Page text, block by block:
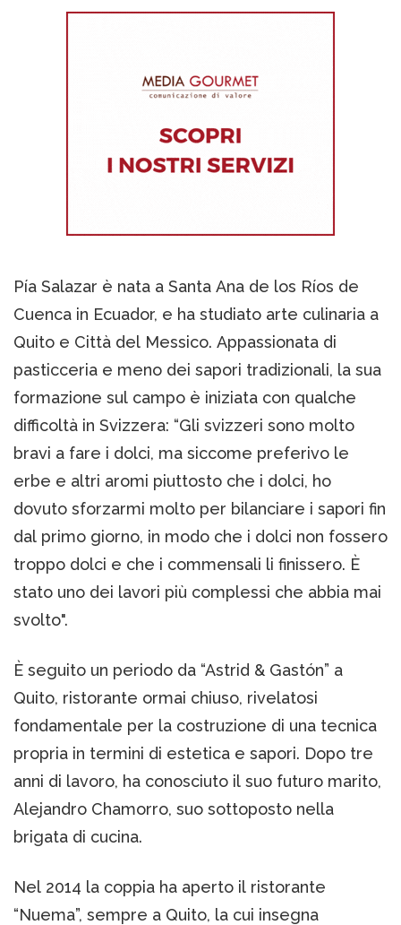
Pía Salazar è nata a Santa Ana de los Ríos de
Cuenca in Ecuador, e ha studiato arte culinaria a
Quito e Città del Messico. Appassionata di
pasticceria e meno dei sapori tradizionali, la sua
formazione sul campo è iniziata con qualche
difficoltà in Svizzera: “Gli svizzeri sono molto
bravi a fare i dolci, ma siccome preferivo le
erbe e altri aromi piuttosto che i dolci, ho
dovuto sforzarmi molto per bilanciare i sapori fin
dal primo giorno, in modo che i dolci non fossero
troppo dolci e che i commensali li finissero. È
stato uno dei lavori più complessi che abbia mai
svolto".
È seguito un periodo da “Astrid & Gastón” a
Quito, ristorante ormai chiuso, rivelatosi
fondamentale per la costruzione di una tecnica
propria in termini di estetica e sapori. Dopo tre
anni di lavoro, ha conosciuto il suo futuro marito,
Alejandro Chamorro, suo sottoposto nella
brigata di cucina.
Nel 2014 la coppia ha aperto il ristorante
“Nuema”, sempre a Quito, la cui insegna